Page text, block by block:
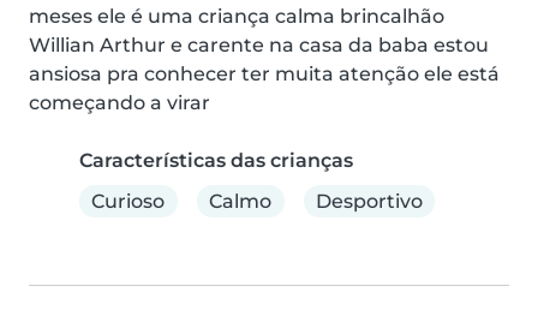
meses ele é uma criança calma brincalhão
Willian Arthur e carente na casa da baba estou
ansiosa pra conhecer ter muita atenção ele está
começando a virar
Características das crianças
Curioso
Calmo Desportivo